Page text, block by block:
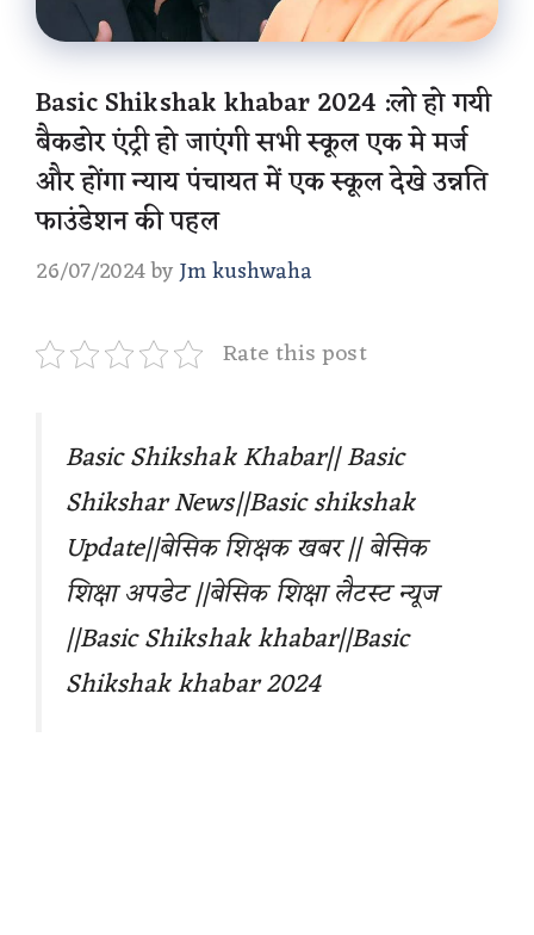
Basic Shikshak khabar 2024 :लो हो गयी
बैकडोर एंट्री हो जाएंगी सभी स्कूल एक मे मर्ज
और होंगा न्याय पंचायत में एक स्कूल देखे उन्नति
फाउंडेशन की पहल
26/07/2024byJm kushwaha
Rate this post
Basic Shikshak Khabar|| Basic
Shikshar News||Basic shikshak
Update||बेसिक शिक्षक खबर || बेसिक
शिक्षा अपडेट ||बेसिक शिक्षा लैटस्ट न्यूज
||Basic Shikshak khabar||Basic
Shikshak khabar 2024